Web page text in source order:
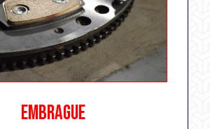
EMBRAGUE